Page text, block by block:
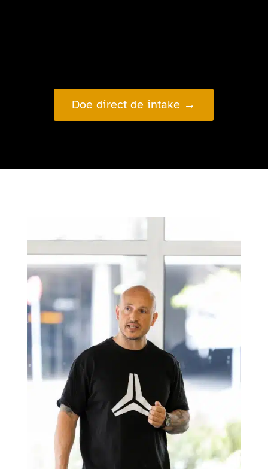
Doe direct de intake →